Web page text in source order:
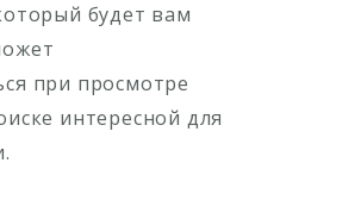
будет вам
при просмотре
интересной для